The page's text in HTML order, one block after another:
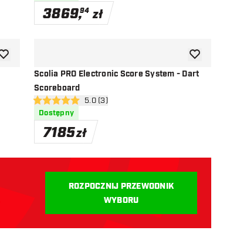
3869,94 zł
dodaj do listy życzeń
Scolia PRO Electronic Score System - Dart
Scoreboard
otwórz panel recenzji
5 gwiazdki oceny5.0 (3)
Dostępny
7185zł
dodaj do
ROZPOCZNIJ PRZEWODNIK
WYBORU